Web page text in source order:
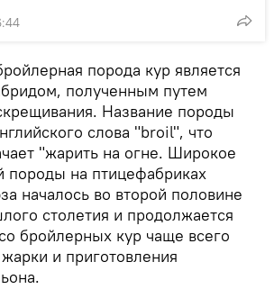
порода кур является
полученным путем
Название породы
слова "broil", что
"жарить на огне. Широкое
породы на птицефабриках
началось во второй половине
столетия и продолжается
бройлерных кур чаще всего
и приготовления